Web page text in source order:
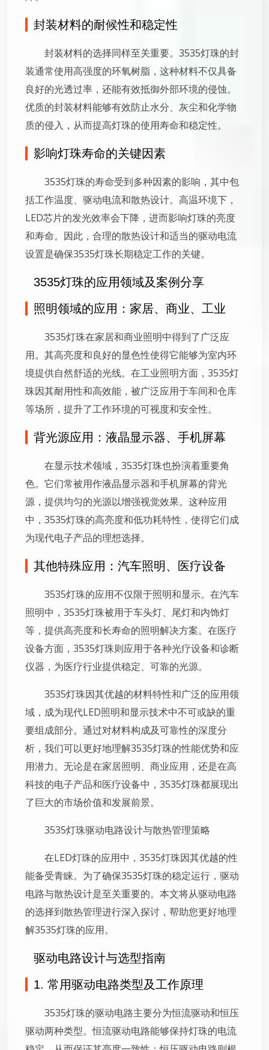
封装材料的耐候性和稳定性
封装材料的选择同样至关重要。3535灯珠的封
装通常使用高强度的环氧树脂，这种材料不仅具备
良好的光透过率，还能有效抵御外部环境的侵蚀。
优质的封装材料能够有效防止水分、灰尘和化学物
质的侵入，从而提高灯珠的使用寿命和稳定性。
影响灯珠寿命的关键因素
3535灯珠的寿命受到多种因素的影响，其中包
括工作温度、驱动电流和散热设计。高温环境下，
LED芯片的发光效率会下降，进而影响灯珠的亮度
和寿命。因此，合理的散热设计和适当的驱动电流
设置是确保3535灯珠长期稳定工作的关键。
3535灯珠的应用领域及案例分享
照明领域的应用：家居、商业、工业
3535灯珠在家居和商业照明中得到了广泛应
用。其高亮度和良好的显色性使得它能够为室内环
境提供自然舒适的光线。在工业照明方面，3535灯
珠因其耐用性和高效能，被广泛应用于车间和仓库
等场所，提升了工作环境的可视度和安全性。
背光源应用：液晶显示器、手机屏幕
在显示技术领域，3535灯珠也扮演着重要角
色。它们常被用作液晶显示器和手机屏幕的背光
源，提供均匀的光源以增强视觉效果。这种应用
中，3535灯珠的高亮度和低功耗特性，使得它们成
为现代电子产品的理想选择。
其他特殊应用：汽车照明、医疗设备
3535灯珠的应用不仅限于照明和显示。在汽车
照明中，3535灯珠被用于车头灯、尾灯和内饰灯
等，提供高亮度和长寿命的照明解决方案。在医疗
设备方面，3535灯珠则应用于各种光疗设备和诊断
仪器，为医疗行业提供稳定、可靠的光源。
3535灯珠因其优越的材料特性和广泛的应用领
域，成为现代LED照明和显示技术中不可或缺的重
要组成部分。通过对材料构成及可靠性的深度分
析，我们可以更好地理解3535灯珠的性能优势和应
用潜力。无论是在家居照明、商业应用，还是在高
科技的电子产品和医疗设备中，3535灯珠都展现出
了巨大的市场价值和发展前景。
3535灯珠驱动电路设计与散热管理策略
在LED灯珠的应用中，3535灯珠因其优越的性
能备受青睐。为了确保3535灯珠的稳定运行，驱动
电路与散热设计是至关重要的。本文将从驱动电路
的选择到散热管理进行深入探讨，帮助您更好地理
解3535灯珠的应用。
驱动电路设计与选型指南
1. 常用驱动电路类型及工作原理
3535灯珠的驱动电路主要分为恒流驱动和恒压
驱动两种类型。恒流驱动电路能够保持灯珠的电流